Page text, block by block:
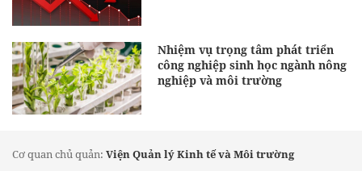
Nhiệm vụ trọng tâm phát triển
công nghiệp sinh học ngành nông
nghiệp và môi trường
Cơ quan chủ quản: Viện Quản lý Kinh tế và Môi trường